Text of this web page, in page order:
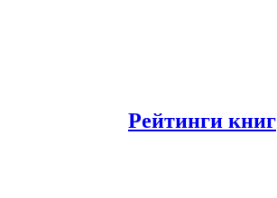
Рейтинги книг